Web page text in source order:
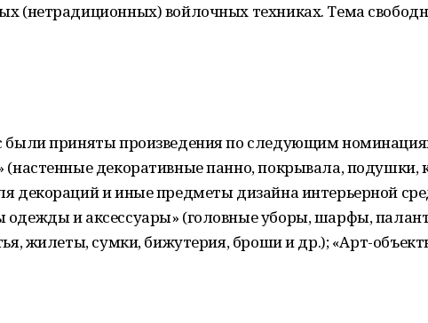
(нетрадиционных) войлочных техниках. Тема
были приняты произведения по следующим
(настенные декоративные панно, покрывала, подушки,
декораций и иные предметы дизайна интерьерной
одежды и аксессуары» (головные уборы, шарфы,
жилеты, сумки, бижутерия, броши и др.); «Арт-